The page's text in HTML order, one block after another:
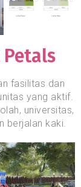
fasilitas dan
yang aktif.
universitas,
berjalan kaki.